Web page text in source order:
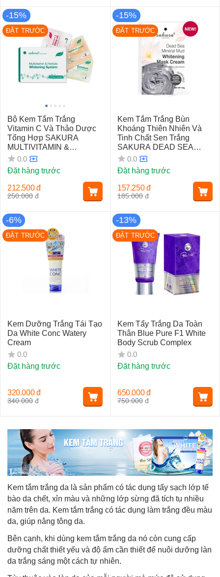
Kem tắm trắng da là sản phẩm có tác dụng tẩy sạch lớp tế
bào da chết, xỉn màu và những lớp sừng đã tích tụ nhiều
năm trên da. Kem tắm trắng có tác dụng làm trắng đều màu
da, giúp nâng tông da.
Bên cạnh, khi dùng kem tắm trắng da nó còn cung cấp
dưỡng chất thiết yếu và độ ẩm cần thiết để nuôi dưỡng làn
da trắng sáng một cách tự nhiên.
-15%
ĐẶT TRƯỚC
Bộ Kem Tắm Trắng
Vitamin C Và Thảo Dược
Tổng Hợp SAKURA
MULTIVITAMIN &
HERBALS WHITENING
SYSTEM
0.0
Đặt hàng trước
250.000 đ
212.500 đ
-15%
ĐẶT TRƯỚC
Kem Tắm Trắng Bùn
Khoáng Thiên Nhiên Và
Tinh Chất Sen Trắng
SAKURA DEAD SEA
MINERAL MUD
WHITENING MASK
CREAM
0.0
Đặt hàng trước
185.000 đ
157.250 đ
-6%
ĐẶT TRƯỚC
Kem Dưỡng Trắng Tái Tạo
Da White Conc Watery
Cream
0.0
Đặt hàng trước
340.000 đ
320.000 đ
-13%
ĐẶT TRƯỚC
Kem Tẩy Trắng Da Toàn
Thân Blue Pure F1 White
Body Scrub Complex
0.0
Đặt hàng trước
750.000 đ
650.000 đ